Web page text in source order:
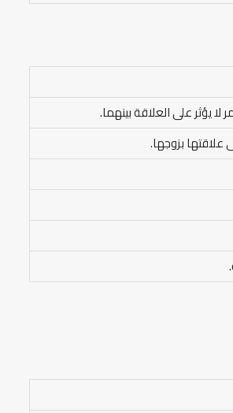
يؤثر على العلاقة بينهما.
بزوجها.